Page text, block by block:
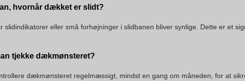
hvornår dækket er slidt?
slidindikatorer eller små forhøjninger i slidbanen bliver synlige. Dette er et
tjekke dækmønsteret?
dækmønsteret regelmæssigt, mindst en gang om måneden, for at